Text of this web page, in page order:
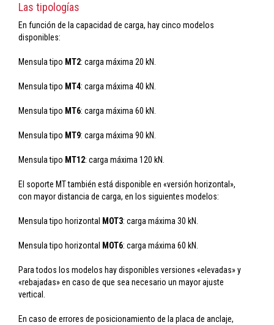
Las tipologías
En función de la capacidad de carga, hay cinco modelos
disponibles:
Mensula tipo MT2: carga máxima 20 kN.
Mensula tipo MT4: carga máxima 40 kN.
Mensula tipo MT6: carga máxima 60 kN.
Mensula tipo MT9: carga máxima 90 kN.
Mensula tipo MT12: carga máxima 120 kN.
El soporte MT también está disponible en «versión horizontal»,
con mayor distancia de carga, en los siguientes modelos:
Mensula tipo horizontal MOT3: carga máxima 30 kN.
Mensula tipo horizontal MOT6: carga máxima 60 kN.
Para todos los modelos hay disponibles versiones «elevadas» y
«rebajadas» en caso de que sea necesario un mayor ajuste
vertical.
En caso de errores de posicionamiento de la placa de anclaje,